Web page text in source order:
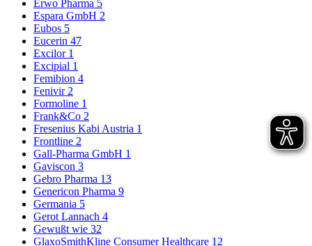
Erwo Pharma 5
Espara GmbH 2
Eubos 5
Eucerin 47
Excilor 1
Excipial 1
Femibion 4
Fenivir 2
Formoline 1
Frank&Co 2
Fresenius Kabi Austria 1
Frontline 2
Gall-Pharma GmbH 1
Gaviscon 3
Gebro Pharma 13
Genericon Pharma 9
Germania 5
Gerot Lannach 4
Gewußt wie 32
GlaxoSmithKline Consumer Healthcare 12